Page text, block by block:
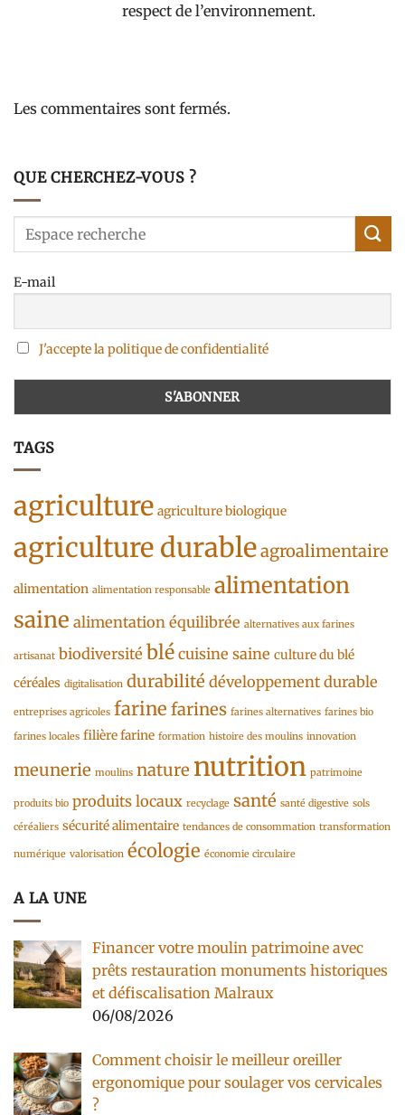
respect de l’environnement.
Les commentaires sont fermés.
QUE CHERCHEZ-VOUS ?
E-mail
J'accepte la politique de confidentialité
TAGS
agriculture agriculture biologique
agriculture durableagroalimentaire
alimentation alimentation responsable alimentation
saine alimentation équilibrée alternatives aux farines
artisanat biodiversité blé cuisine saine culture du blé
céréales digitalisation durabilité développement durable
entreprises agricoles farine farines farines alternatives farines bio
farines locales filière farine formation histoire des moulins innovation
meunerie moulins nature nutrition patrimoine
produits bio produits locaux recyclage santé santé digestive sols
céréaliers sécurité alimentaire tendances de consommation transformation
numérique valorisation écologie économie circulaire
A LA UNE
Financer votre moulin patrimoine avec
prêts restauration monuments historiques
et défiscalisation Malraux
06/08/2026
Comment choisir le meilleur oreiller
ergonomique pour soulager vos cervicales
?